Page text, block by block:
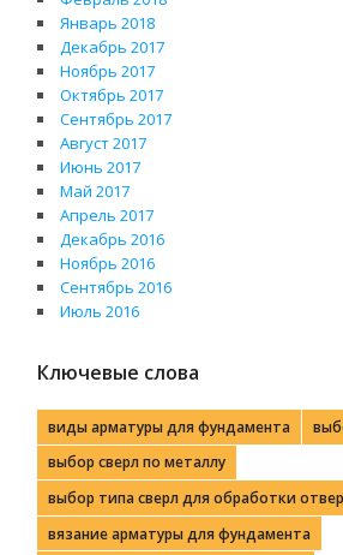
Январь 2018
Декабрь 2017
Ноябрь 2017
Октябрь 2017
Сентябрь 2017
Август 2017
Июнь 2017
Май 2017
Апрель 2017
Декабрь 2016
Ноябрь 2016
Сентябрь 2016
Июль 2016
Ключевые слова
виды арматуры для фундамента
выбор сверл по металлу
выбор типа сверл для обработки
вязание арматуры для фундамента